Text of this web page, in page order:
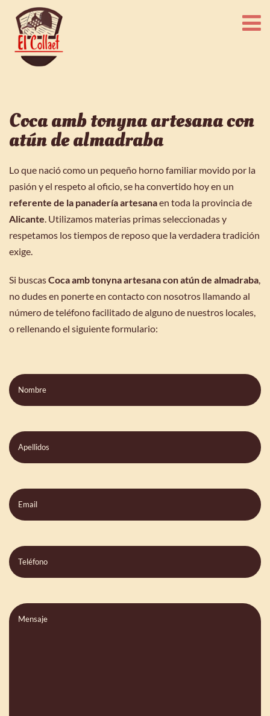
Coca amb tonyna artesana con
atún de almadraba
Lo que nació como un pequeño horno familiar movido por la
pasión y el respeto al oficio, se ha convertido hoy en un
referente de la panadería artesanaen toda la provincia de
Alicante. Utilizamos materias primas seleccionadas y
respetamos los tiempos de reposo que la verdadera tradición
exige.
Si buscasCoca amb tonyna artesana con atún de almadraba,
no dudes en ponerte en contacto con nosotros llamando al
número de teléfono facilitado de alguno de nuestros locales,
o rellenando el siguiente formulario: